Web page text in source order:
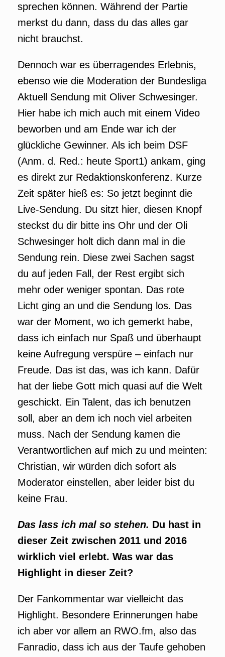
sprechen können. Während der Partie
merkst du dann, dass du das alles gar
nicht brauchst.
Dennoch war es überragendes Erlebnis,
ebenso wie die Moderation der Bundesliga
Aktuell Sendung mit Oliver Schwesinger.
Hier habe ich mich auch mit einem Video
beworben und am Ende war ich der
glückliche Gewinner. Als ich beim DSF
(Anm. d. Red.: heute Sport1) ankam, ging
es direkt zur Redaktionskonferenz. Kurze
Zeit später hieß es: So jetzt beginnt die
Live-Sendung. Du sitzt hier, diesen Knopf
steckst du dir bitte ins Ohr und der Oli
Schwesinger holt dich dann mal in die
Sendung rein. Diese zwei Sachen sagst
du auf jeden Fall, der Rest ergibt sich
mehr oder weniger spontan. Das rote
Licht ging an und die Sendung los. Das
war der Moment, wo ich gemerkt habe,
dass ich einfach nur Spaß und überhaupt
keine Aufregung verspüre – einfach nur
Freude. Das ist das, was ich kann. Dafür
hat der liebe Gott mich quasi auf die Welt
geschickt. Ein Talent, das ich benutzen
soll, aber an dem ich noch viel arbeiten
muss. Nach der Sendung kamen die
Verantwortlichen auf mich zu und meinten:
Christian, wir würden dich sofort als
Moderator einstellen, aber leider bist du
keine Frau.
Das lass ich mal so stehen. Du hast in
dieser Zeit zwischen 2011 und 2016
wirklich viel erlebt. Was war das
Highlight in dieser Zeit?
Der Fankommentar war vielleicht das
Highlight. Besondere Erinnerungen habe
ich aber vor allem an RWO.fm, also das
Fanradio, dass ich aus der Taufe gehoben